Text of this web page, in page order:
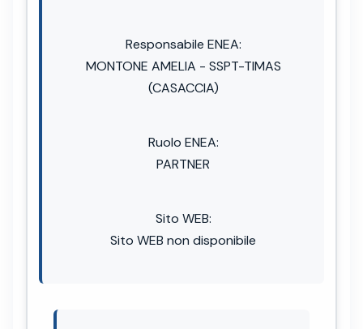
Responsabile ENEA:
MONTONE AMELIA - SSPT-TIMAS
(CASACCIA)
Ruolo ENEA:
PARTNER
Sito WEB:
Sito WEB non disponibile